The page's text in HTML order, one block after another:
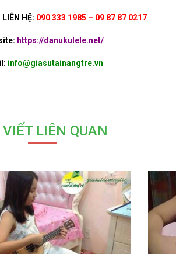
HỆ: 090 333 1985 – 09 87 87 0217
https://danukulele.net/
info@giasutainangtre.vn
LIÊN QUAN